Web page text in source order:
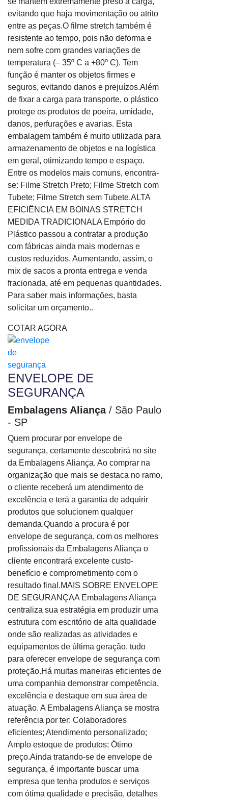
evitando que haja movimentação ou atrito
entre as peças.O filme stretch também é
resistente ao tempo, pois não deforma e
nem sofre com grandes variações de
temperatura (– 35º C a +80º C). Tem
função é manter os objetos firmes e
seguros, evitando danos e prejuízos.Além
de fixar a carga para transporte, o plástico
protege os produtos de poeira, umidade,
danos, perfurações e avarias. Esta
embalagem também é muito utilizada para
armazenamento de objetos e na logística
em geral, otimizando tempo e espaço.
Entre os modelos mais comuns, encontra-
se: Filme Stretch Preto; Filme Stretch com
Tubete; Filme Stretch sem Tubete.ALTA
EFICIÊNCIA EM BOINAS STRETCH
MEDIDA TRADICIONALA Empório do
Plástico passou a contratar a produção
com fábricas ainda mais modernas e
custos reduzidos. Aumentando, assim, o
mix de sacos a pronta entrega e venda
fracionada, até em pequenas quantidades.
Para saber mais informações, basta
solicitar um orçamento..
COTAR AGORA
ENVELOPE DE
SEGURANÇA
Embalagens Aliança/ São Paulo
- SP
Quem procurar por envelope de
segurança, certamente descobrirá no site
da Embalagens Aliança. Ao comprar na
organização que mais se destaca no ramo,
o cliente receberá um atendimento de
excelência e terá a garantia de adquirir
produtos que solucionem qualquer
demanda.Quando a procura é por
envelope de segurança, com os melhores
profissionais da Embalagens Aliança o
cliente encontrará excelente custo-
benefício e comprometimento com o
resultado final.MAIS SOBRE ENVELOPE
DE SEGURANÇAA Embalagens Aliança
centraliza sua estratégia em produzir uma
estrutura com escritório de alta qualidade
onde são realizadas as atividades e
equipamentos de última geração, tudo
para oferecer envelope de segurança com
proteção.Há muitas maneiras eficientes de
uma companhia demonstrar competência,
excelência e destaque em sua área de
atuação. A Embalagens Aliança se mostra
referência por ter: Colaboradores
eficientes; Atendimento personalizado;
Amplo estoque de produtos; Ótimo
preço.Ainda tratando-se de envelope de
segurança, é importante buscar uma
empresa que tenha produtos e serviços
com ótima qualidade e precisão, detalhes